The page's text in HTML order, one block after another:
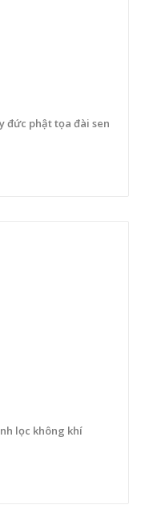
đức phật tọa đài sen
lọc không khí